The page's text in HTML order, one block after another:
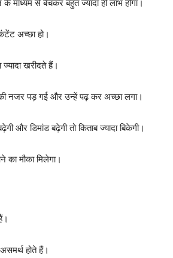
से बेचकर बहुत ज्यादा ही लाभ होगा।
अच्छा हो।
खरीदते हैं।
नजर पड़ गई और उन्हें पढ़ कर अच्छा लगा।
और डिमांड बढ़ेगी तो किताब ज्यादा बिकेगी।
मौका मिलेगा।
होते हैं।